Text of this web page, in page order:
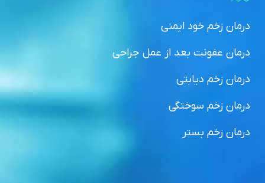
درمان زخم خود ایمنی
درمان عفونت بعد از عمل جراحی
درمان زخم دیابتی
درمان زخم سوختگی
درمان زخم بستر